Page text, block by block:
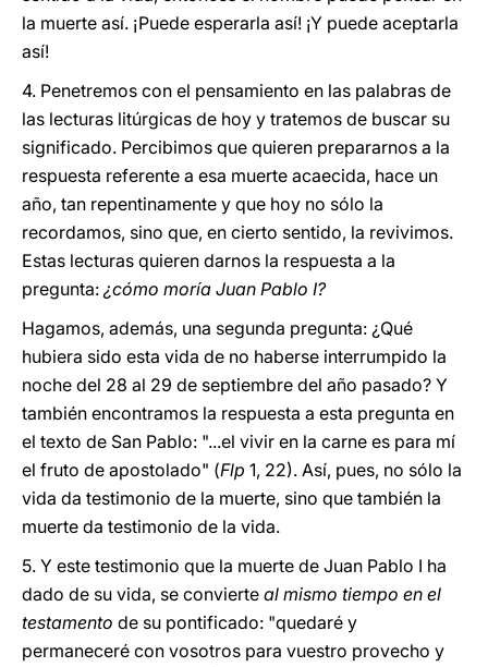
la muerte así. ¡Puede esperarla así! ¡Y puede aceptarla
así!
4. Penetremos con el pensamiento en las palabras de
las lecturas litúrgicas de hoy y tratemos de buscar su
significado. Percibimos que quieren prepararnos a la
respuesta referente a esa muerte acaecida, hace un
año, tan repentinamente y que hoy no sólo la
recordamos, sino que, en cierto sentido, la revivimos.
Estas lecturas quieren darnos la respuesta a la
pregunta: ¿cómo moría Juan Pablo I?
Hagamos, además, una segunda pregunta: ¿Qué
hubiera sido esta vida de no haberse interrumpido la
noche del 28 al 29 de septiembre del año pasado? Y
también encontramos la respuesta a esta pregunta en
el texto de San Pablo: "...el vivir en la carne es para mí
el fruto de apostolado" (Flp 1, 22). Así, pues, no sólo la
vida da testimonio de la muerte, sino que también la
muerte da testimonio de la vida.
5. Y este testimonio que la muerte de Juan Pablo I ha
dado de su vida, se convierte al mismo tiempo en el
testamento de su pontificado: "quedaré y
permaneceré con vosotros para vuestro provecho y